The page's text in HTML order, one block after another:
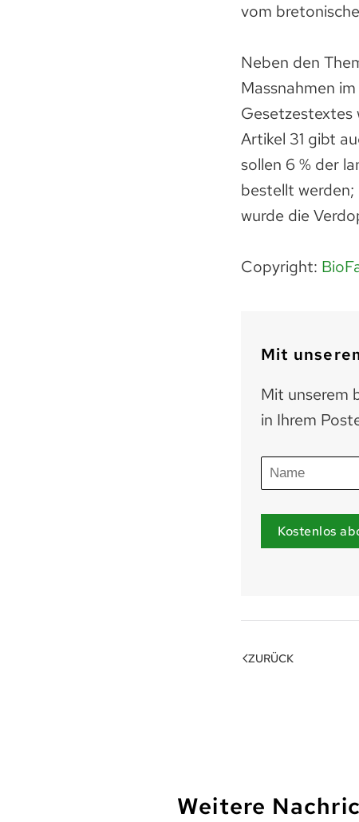
vom
Neben den
Massnahmen
Gesetzestextes
Artikel 31 gibt
sollen 6 % der
bestellt werden;
wurde die
Copyright:
Mit
Mit unserem
in Ihrem
Kostenlos
ZURÜCK
Weitere